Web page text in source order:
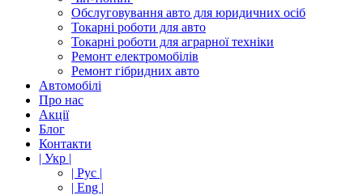
Обслуговування авто для юридичних осіб
Токарні роботи для авто
Токарні роботи для аграрної техніки
Ремонт електромобілів
Ремонт гібридних авто
Автомобілі
Про нас
Акції
Блог
Контакти
| Укр |
| Рус |
| Eng |